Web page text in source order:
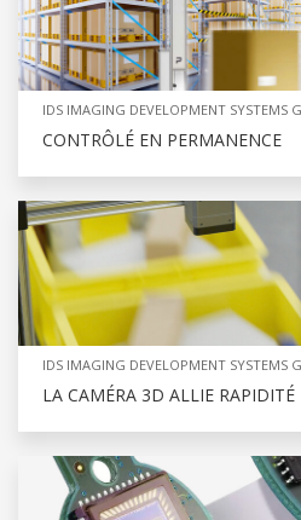
IDS IMAGING DEVELOPMENT SYSTEMS
CONTRÔLÉ EN PERMANENCE
IDS IMAGING DEVELOPMENT SYSTEMS
LA CAMÉRA 3D ALLIE